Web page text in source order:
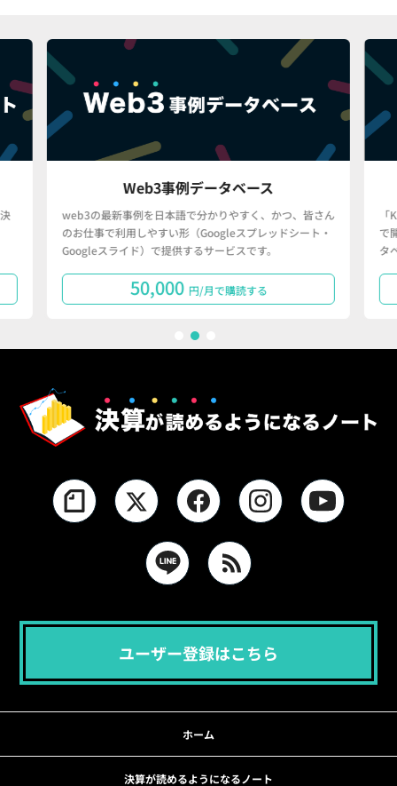
Web3事例データベース
web3の最新事例を日本語で分かりやすく、かつ、皆さん
のお仕事で利用しやすい形（Googleスプレッドシート・
Googleスライド）で提供するサービスです。
50,000 円/月で購読する
で
タ
ユーザー登録はこちら
ホーム
決算が読めるようになるノート